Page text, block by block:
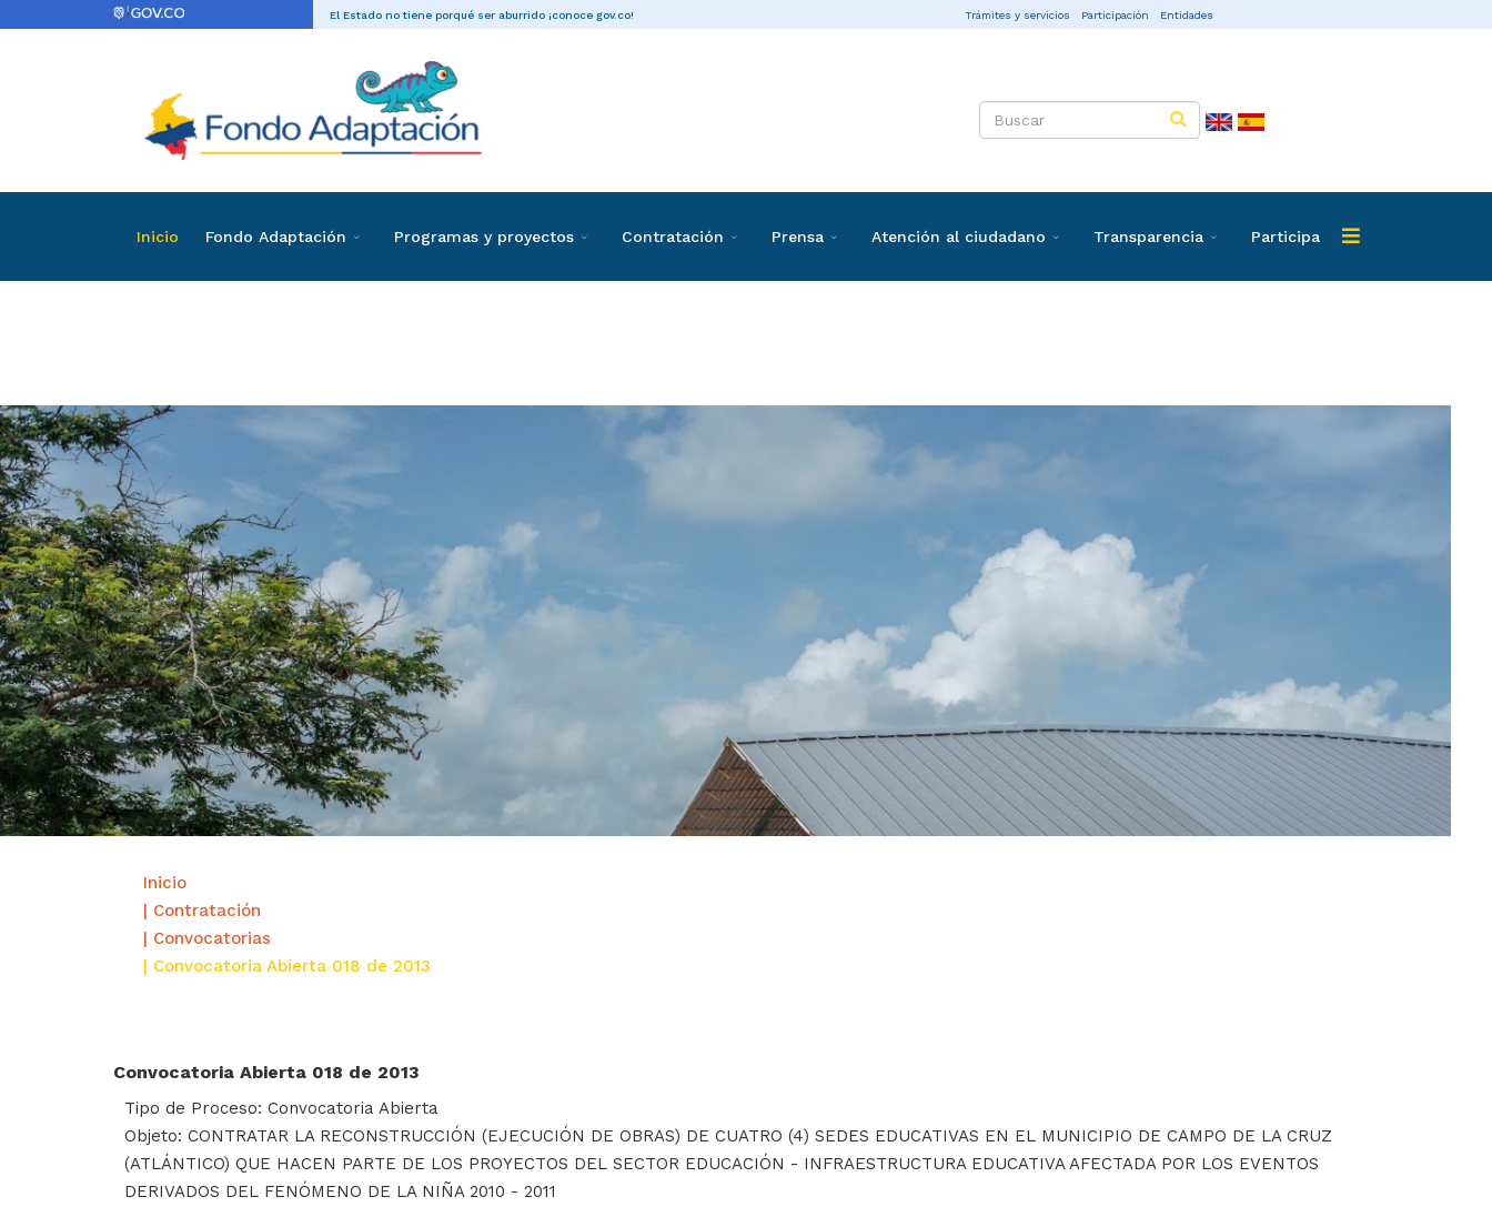
El Estado no tiene porqué ser aburrido ¡conoce gov.co! Trámites y servicios Participación Entidades
Inicio Fondo Adaptación Programas y proyectos Contratación Prensa Atención al ciudadano Transparencia Participa
Convocatorias
Inicio
| Contratación
| Convocatorias
| Convocatoria Abierta 018 de 2013
Convocatoria Abierta 018 de 2013
Tipo de Proceso: Convocatoria Abierta
Objeto: CONTRATAR LA RECONSTRUCCIÓN (EJECUCIÓN DE OBRAS) DE CUATRO (4) SEDES EDUCATIVAS EN EL MUNICIPIO DE CAMPO DE LA CRUZ
(ATLÁNTICO) QUE HACEN PARTE DE LOS PROYECTOS DEL SECTOR EDUCACIÓN - INFRAESTRUCTURA EDUCATIVA AFECTADA POR LOS EVENTOS
DERIVADOS DEL FENÓMENO DE LA NIÑA 2010 - 2011